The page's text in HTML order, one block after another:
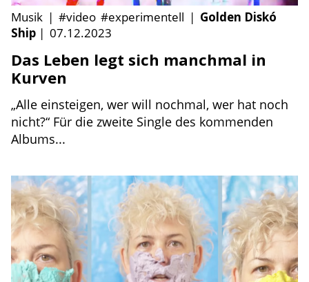
Musik | #video #experimentell | Golden Diskó
Ship | 07.12.2023
Das Leben legt sich manchmal in
Kurven
„Alle einsteigen, wer will nochmal, wer hat noch
nicht?“ Für die zweite Single des kommenden
Albums...